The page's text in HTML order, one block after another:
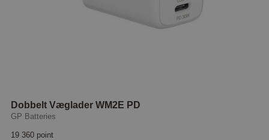
Dobbelt Væglader WM2E PD
GP Batteries
19 360 point